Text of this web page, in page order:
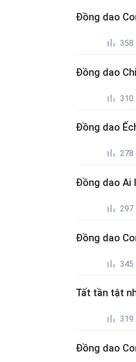
Đồng dao
358
Đồng dao
310
Đồng dao
278
Đồng dao Ai
297
Đồng dao
345
Tất tần tật
319
Đồng dao